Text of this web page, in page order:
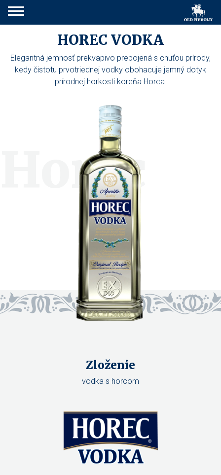
HOREC VODKA
Horec
Elegantná jemnosť prekvapivo prepojená s chuťou prírody,
kedy čistotu prvotriednej vodky obohacuje jemný dotyk
prírodnej horkosti koreňa Horca.
Zloženie
vodka s horcom